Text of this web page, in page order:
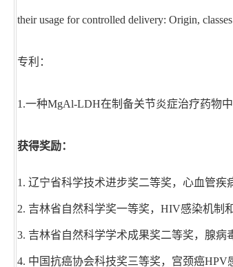
their usage for controlled delivery: Origin,
专利：
1.一种MgAl-LDH在制备关节炎症治疗药物
获得奖励：
1. 辽宁省科学技术进步奖二等奖，心血管疾
2. 吉林省自然科学奖一等奖，HIV感染机制
3. 吉林省自然科学学术成果奖二等奖，腺病
4. 中国抗癌协会科技奖三等奖，宫颈癌HPV